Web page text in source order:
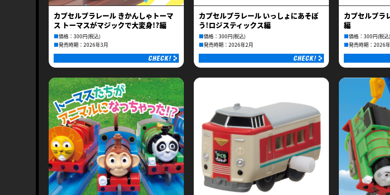
カプセルプラレール きかんしゃトーマ
ス トーマスがマジックで大変身!?編
■価格：300円(税込)
■発売時期：2026年3月
カプセルプラレール いっしょにあそぼ
う!ロジスティックス編
■価格：300円(税込)
■発売時期：2026年2月
カプセルプラ
編
■価格：300円(税込)
■発売時期：2026